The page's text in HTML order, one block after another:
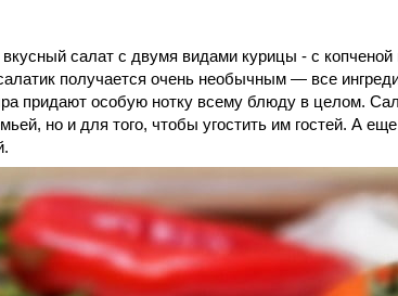
вкусный салат с двумя видами курицы - с
получается очень необычным — все
придают особую нотку всему блюду в целом.
но и для того, чтобы угостить им гостей. А